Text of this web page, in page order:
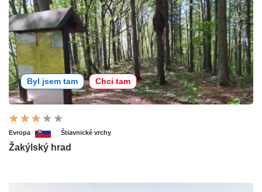
Byl jsem tam Chci tam
Evropa Štiavnické vrchy
Žakýlský hrad